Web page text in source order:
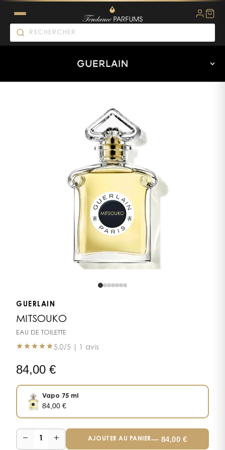
GUERLAIN
MITSOUKO
EAU DE TOILETTE
5.0/5 | 1 avis
84,00 €
Vapo 75 ml
84,00€
− 1 + AJOUTER AU PANIER— 84,00 €